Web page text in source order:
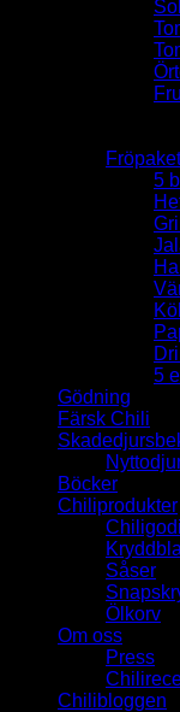
Fröpaket
5
5
Gödning
Färsk Chili
Böcker
Chiliprodukter
Såser
Ölkorv
Om oss
Press
Chilibloggen